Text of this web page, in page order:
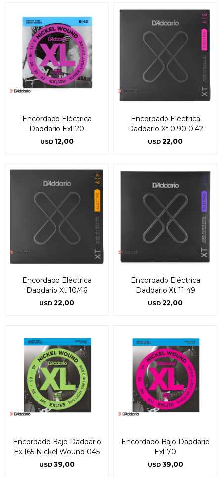
Encordado Eléctrica
Daddario Exl120
USD 12,00
Encordado Eléctrica
Daddario Xt 0.90 0.42
USD 22,00
Encordado Eléctrica
Daddario Xt 10/46
USD 22,00
Encordado Eléctrica
Daddario Xt 11 49
USD 22,00
Encordado Bajo Daddario
Exl165 Nickel Wound 045
USD 39,00
Encordado Bajo Daddario
Exl170
USD 39,00